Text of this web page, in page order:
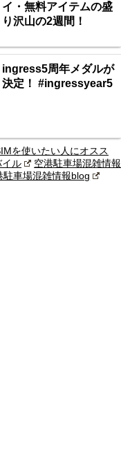
イ・無料アイテムの盛
り沢山の2週間！
ingress5周年メダルが
決定！ #ingressyear5
を使いたい人にオスス
イル
空港駐車場混雑情報
駐車場混雑情報blog